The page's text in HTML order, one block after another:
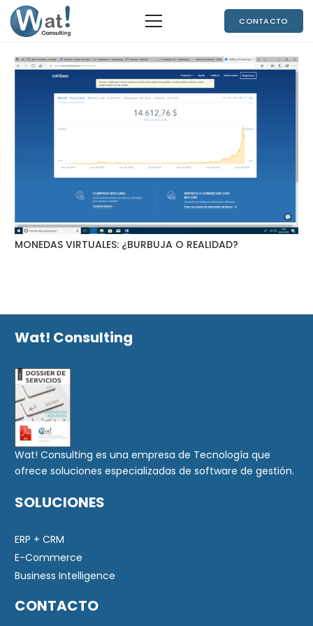
CONTACTO
MONEDAS VIRTUALES: ¿BURBUJA O REALIDAD?
Wat! Consulting
Wat! Consulting es una empresa de Tecnología que
ofrece soluciones especializadas de software de gestión.
SOLUCIONES
ERP + CRM
E-Commerce
Business Intelligence
CONTACTO